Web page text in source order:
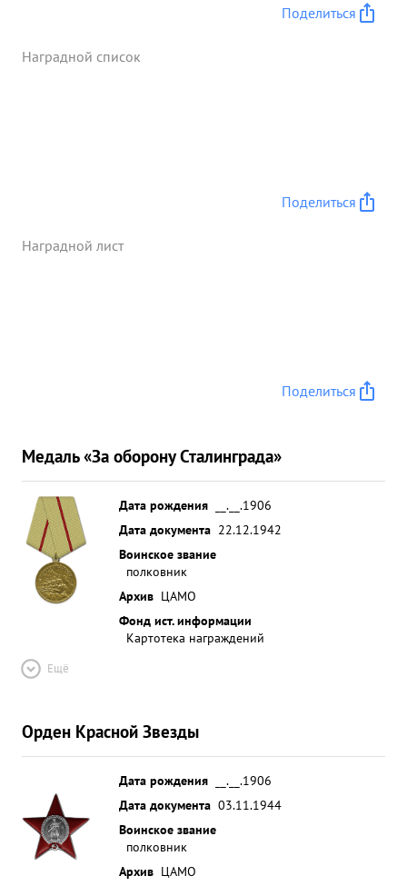
Поделиться
Наградной список
Поделиться
Наградной лист
Поделиться
Медаль «За оборону Сталинграда»
Дата рождения
__.__.1906
Дата документа 22.12.1942
Воинское звание
полковник
Архив ЦАМО
Фонд ист. информации
Картотека награждений
Ещё
Орден Красной Звезды
Дата рождения
__.__.1906
Дата документа 03.11.1944
Воинское звание
полковник
Архив ЦАМО